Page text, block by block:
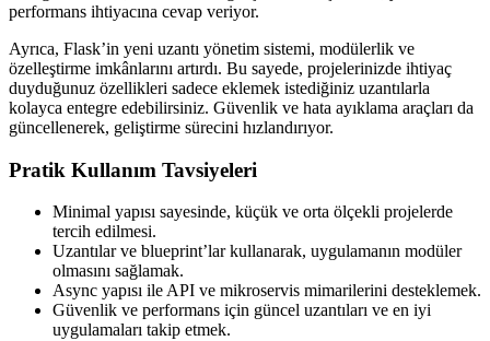
performans ihtiyacına cevap veriyor.
Ayrıca, Flask’in yeni uzantı yönetim sistemi, modülerlik ve
özelleştirme imkânlarını artırdı. Bu sayede, projelerinizde ihtiyaç
duyduğunuz özellikleri sadece eklemek istediğiniz uzantılarla
kolayca entegre edebilirsiniz. Güvenlik ve hata ayıklama araçları da
güncellenerek, geliştirme sürecini hızlandırıyor.
Pratik Kullanım Tavsiyeleri
Minimal yapısı sayesinde, küçük ve orta ölçekli projelerde
tercih edilmesi.
Uzantılar ve blueprint’lar kullanarak, uygulamanın modüler
olmasını sağlamak.
Async yapısı ile API ve mikroservis mimarilerini desteklemek.
Güvenlik ve performans için güncel uzantıları ve en iyi
uygulamaları takip etmek.